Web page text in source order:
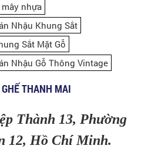
nhựa
Nhậu Khung Sắt
Sắt Mặt Gỗ
Nhậu Gỗ Thông Vintage
THANH MAI
Thành 13, Phường
12, Hồ Chí Minh.